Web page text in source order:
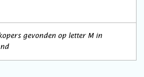
gevonden op letter M in